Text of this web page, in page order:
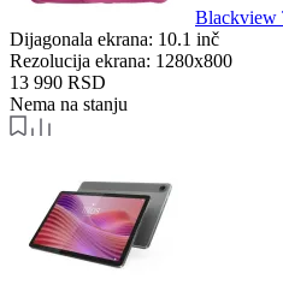
Blackview
Dijagonala ekrana: 10.1 inč
Rezolucija ekrana: 1280x800
13 990 RSD
Nema na stanju